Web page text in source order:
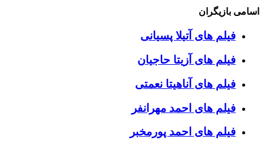
اسامی بازیگران
فیلم های آتیلا پسیانی
فیلم های آزیتا حاجیان
فیلم های آناهیتا نعمتی
فیلم های احمد مهرانفر
فیلم های احمد پورمخبر